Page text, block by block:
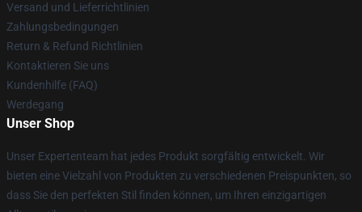
Versand und Lieferrichtlinien
Zahlungsbedingungen
Return & Refund Richtlinien
Kontaktieren Sie uns
Kundenhilfe (FAQ)
Werdegang
Unser Shop
Unser Expertenteam hat jedes Produkt sorgfältig entwickelt. Wir
bieten eine Vielzahl von Produkten zu verschiedenen Preispunkten, so
dass Sie den perfekten Stil finden können, um Ihren einzigartigen